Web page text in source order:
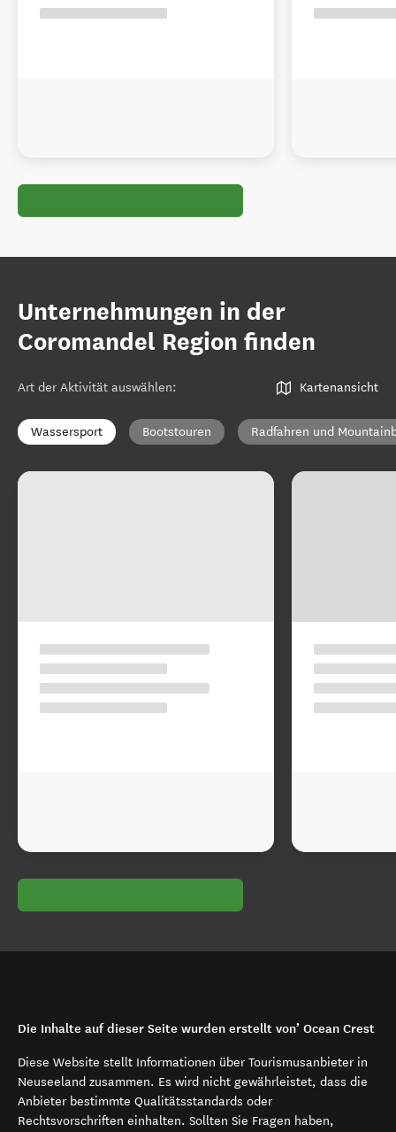
Unternehmungen in der
Coromandel Region finden
Art der Aktivität auswählen: Kartenansicht
Wassersport Bootstouren Radfahren und
Die Inhalte auf dieser Seite wurden erstellt von’ Ocean Crest
Diese Website stellt Informationen über Tourismusanbieter in
Neuseeland zusammen. Es wird nicht gewährleistet, dass die
Anbieter bestimmte Qualitätsstandards oder
Rechtsvorschriften einhalten. Sollten Sie Fragen haben,